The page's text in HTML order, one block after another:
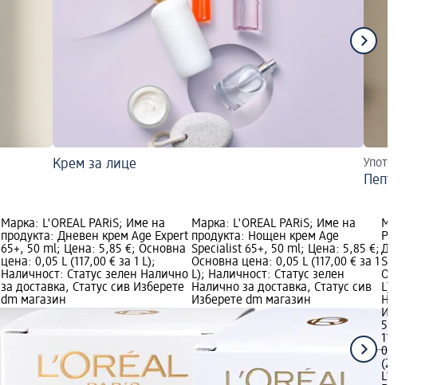
Крем за лице Употреба,
Пептиден
Марка: L'ORÉAL PARiS; Име на
продукта: Дневен крем Age Expert
65+, 50 ml; Цена: 5,85 €; Основна
цена: 0,05 L (117,00 € за 1 L);
Наличност: Статус зелен Налично
за доставка, Статус сив Изберете
dm магазин
Марка: L'ORÉAL PARiS; Име на
продукта: Нощен крем Age
Specialist 65+, 50 ml; Цена: 5,85 €;
Основна цена: 0,05 L (117,00 € за 1
L); Наличност: Статус зелен
Налично за доставка, Статус сив
Изберете dm магазин
Марка:
PERFECT;
Дневен
Specialist
Основна
L);
Налично
Изберете
5,85 €
11,44 лв.
0,05 L
(228,83 лв.
L'ORÉAL